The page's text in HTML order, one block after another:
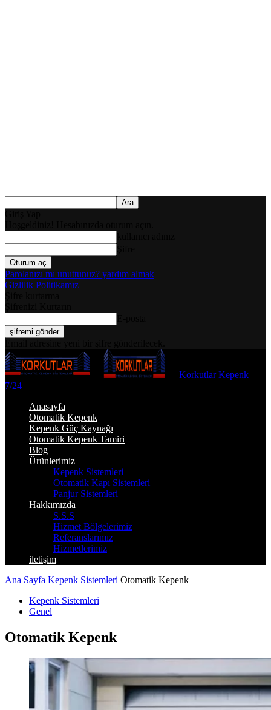
Parolanızı mı unuttunuz? yardım almak
Gizlilik Politikamız
Korkutlar Kepenk
7/24
Anasayfa
Otomatik Kepenk
Kepenk Güç Kaynağı
Otomatik Kepenk Tamiri
Blog
Ürünlerimiz
Kepenk Sistemleri
Otomatik Kapı Sistemleri
Panjur Sistemleri
Hakkımızda
S.S.S
Hizmet Bölgelerimiz
Referanslarımız
Hizmetlerimiz
iletişim
Ana Sayfa Kepenk Sistemleri Otomatik Kepenk
Kepenk Sistemleri
Genel
Otomatik Kepenk